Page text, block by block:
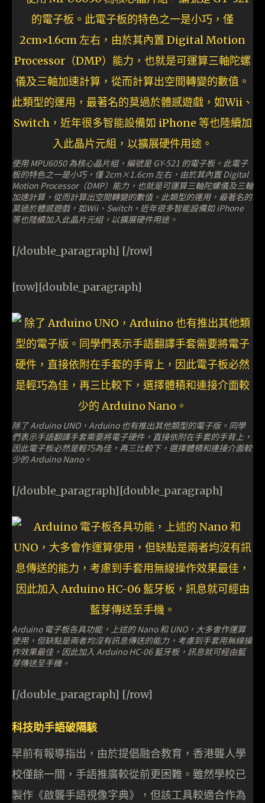
使用 MPU6050 為核心晶片組，編號是 GY-521 的電子板。此電子
板的特色之一是小巧，僅 2cm×1.6cm 左右，由於其內置 Digital
Motion Processor（DMP）能力，也就是可運算三軸陀螺儀及三軸
加速計算，從而計算出空間轉變的數值。此類型的運用，最著名的
莫過於體感遊戲，如Wii、Switch，近年很多智能設備如 iPhone
等也陸續加入此晶片元組，以擴展硬件用途。
[/double_paragraph] [/row]
[row][double_paragraph]
除了 Arduino UNO，Arduino 也有推出其他類型的電子版。同學
們表示手語翻譯手套需要將電子硬件，直接依附在手套的手背上，
因此電子板必然是輕巧為佳，再三比較下，選擇體積和連接介面較
少的 Arduino Nano。
[/double_paragraph][double_paragraph]
Arduino 電子板各具功能，上述的 Nano 和 UNO，大多會作運算
使用，但缺點是兩者均沒有訊息傳送的能力，考慮到手套用無線操
作效果最佳，因此加入 Arduino HC-06 藍牙板，訊息就可經由藍
芽傳送至手機。
[/double_paragraph] [/row]
科技助手語破隔駭
早前有報導指出，由於提倡融合教育，香港聾人學
校僅餘一間，手語推廣較從前更困難。雖然學校已
製作《啟聾手語視像字典》，但該工具較適合作為